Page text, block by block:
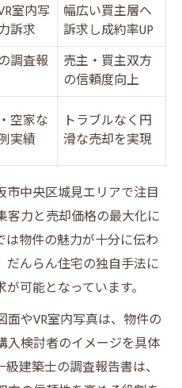
室内写
訴求
幅広い買主層へ
訴求し成約率UP
調査報
売主・買主双方
の信頼度向上
空家な
実績
トラブルなく円
滑な売却を実現
市中央区城見エリアで注目
客力と売却価格の最大化に
は物件の魅力が十分に伝わ
だんらん住宅の独自手法に
可能となっています。
やVR室内写真は、物件の
入検討者のイメージを具体
建築士の調査報告書は、